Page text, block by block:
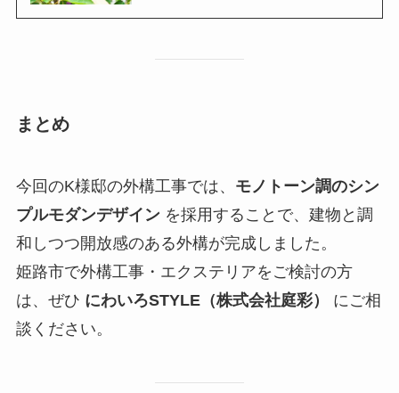
まとめ
今回のK様邸の外構工事では、 モノトーン調のシン
プルモダンデザインを採用することで、建物と調
和しつつ開放感のある外構が完成しました。
姫路市で外構工事・エクステリアをご検討の方
は、ぜひ にわいろSTYLE（株式会社庭彩）
にご相
談ください。